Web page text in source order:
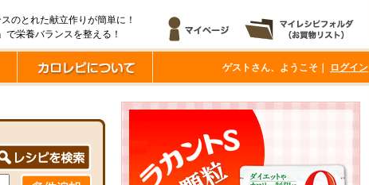
のとれた献立作りが簡単に！
栄養バランスを整える！
ゲストさん、ようこそ｜ ログイン